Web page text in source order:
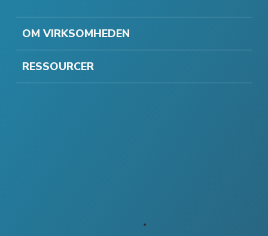
OM VIRKSOMHEDEN
RESSOURCER